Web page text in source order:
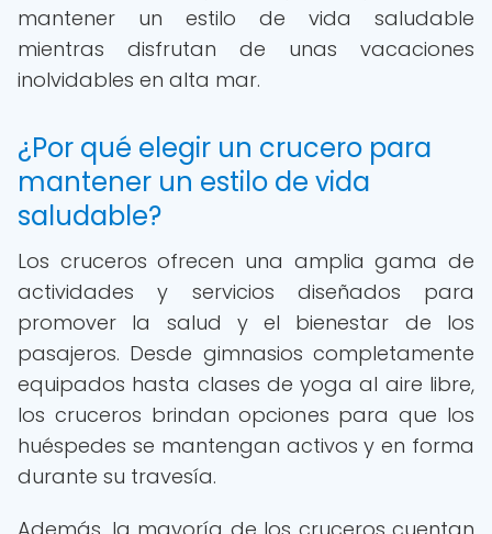
mantener un estilo de vida saludable
mientras disfrutan de unas vacaciones
inolvidables en alta mar.
¿Por qué elegir un crucero para
mantener un estilo de vida
saludable?
Los cruceros ofrecen una amplia gama de
actividades y servicios diseñados para
promover la salud y el bienestar de los
pasajeros. Desde gimnasios completamente
equipados hasta clases de yoga al aire libre,
los cruceros brindan opciones para que los
huéspedes se mantengan activos y en forma
durante su travesía.